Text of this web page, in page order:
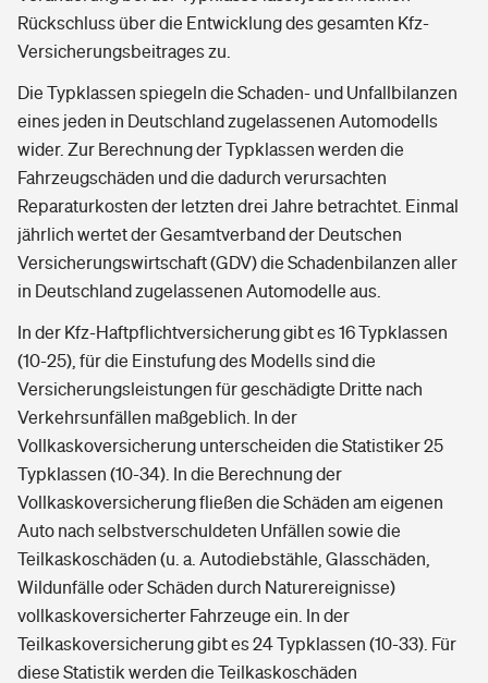
Rückschluss über die Entwicklung des gesamten Kfz-
Versicherungsbeitrages zu.
Die Typklassen spiegeln die Schaden- und Unfallbilanzen
eines jeden in Deutschland zugelassenen Automodells
wider. Zur Berechnung der Typklassen werden die
Fahrzeugschäden und die dadurch verursachten
Reparaturkosten der letzten drei Jahre betrachtet. Einmal
jährlich wertet der Gesamtverband der Deutschen
Versicherungswirtschaft (GDV) die Schadenbilanzen aller
in Deutschland zugelassenen Automodelle aus.
In der Kfz-Haftpflichtversicherung gibt es 16 Typklassen
(10-25), für die Einstufung des Modells sind die
Versicherungsleistungen für geschädigte Dritte nach
Verkehrsunfällen maßgeblich. In der
Vollkaskoversicherung unterscheiden die Statistiker 25
Typklassen (10-34). In die Berechnung der
Vollkaskoversicherung fließen die Schäden am eigenen
Auto nach selbstverschuldeten Unfällen sowie die
Teilkaskoschäden (u. a. Autodiebstähle, Glasschäden,
Wildunfälle oder Schäden durch Naturereignisse)
vollkaskoversicherter Fahrzeuge ein. In der
Teilkaskoversicherung gibt es 24 Typklassen (10-33). Für
diese Statistik werden die Teilkaskoschäden